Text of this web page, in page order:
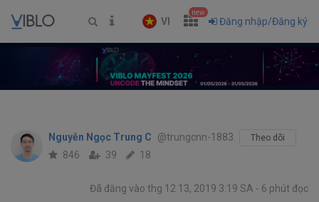
VI
new
Đăng nhập/Đăng ký
Nguyễn Ngọc Trung C @trungcnn-1883 Theo dõi
846 39 18
Đã đăng vào thg 12 13, 2019 3:19 SA 6 phút đọc